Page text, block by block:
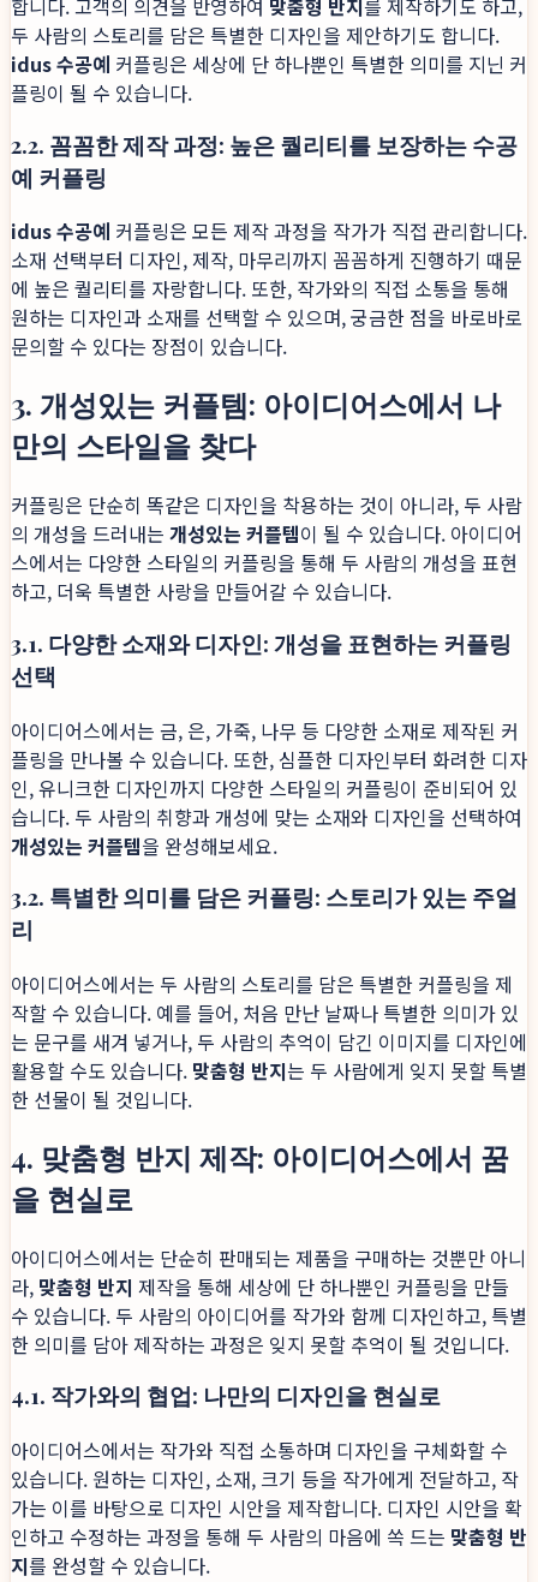
합니다. 고객의 의견을 반영하여 맞춤형 반지 를 제작하기도 하고,
두 사람의 스토리를 담은 특별한 디자인을 제안하기도 합니다.
idus 수공예 커플링은 세상에 단 하나뿐인 특별한 의미를 지닌 커
플링이 될 수 있습니다.
2.2. 꼼꼼한 제작 과정: 높은 퀄리티를 보장하는 수공
예 커플링
idus 수공예 커플링은 모든 제작 과정을 작가가 직접 관리합니다.
소재 선택부터 디자인, 제작, 마무리까지 꼼꼼하게 진행하기 때문
에 높은 퀄리티를 자랑합니다. 또한, 작가와의 직접 소통을 통해
원하는 디자인과 소재를 선택할 수 있으며, 궁금한 점을 바로바로
문의할 수 있다는 장점이 있습니다.
3. 개성있는 커플템: 아이디어스에서 나
만의 스타일을 찾다
커플링은 단순히 똑같은 디자인을 착용하는 것이 아니라, 두 사람
의 개성을 드러내는 개성있는 커플템이 될 수 있습니다. 아이디어
스에서는 다양한 스타일의 커플링을 통해 두 사람의 개성을 표현
하고, 더욱 특별한 사랑을 만들어갈 수 있습니다.
3.1. 다양한 소재와 디자인: 개성을 표현하는 커플링
선택
아이디어스에서는 금, 은, 가죽, 나무 등 다양한 소재로 제작된 커
플링을 만나볼 수 있습니다. 또한, 심플한 디자인부터 화려한 디자
인, 유니크한 디자인까지 다양한 스타일의 커플링이 준비되어 있
습니다. 두 사람의 취향과 개성에 맞는 소재와 디자인을 선택하여
개성있는 커플템을 완성해보세요.
3.2. 특별한 의미를 담은 커플링: 스토리가 있는 주얼
리
아이디어스에서는 두 사람의 스토리를 담은 특별한 커플링을 제
작할 수 있습니다. 예를 들어, 처음 만난 날짜나 특별한 의미가 있
는 문구를 새겨 넣거나, 두 사람의 추억이 담긴 이미지를 디자인에
활용할 수도 있습니다. 맞춤형 반지는 두 사람에게 잊지 못할 특별
한 선물이 될 것입니다.
4. 맞춤형 반지 제작: 아이디어스에서 꿈
을 현실로
아이디어스에서는 단순히 판매되는 제품을 구매하는 것뿐만 아니
라, 맞춤형 반지 제작을 통해 세상에 단 하나뿐인 커플링을 만들
수 있습니다. 두 사람의 아이디어를 작가와 함께 디자인하고, 특별
한 의미를 담아 제작하는 과정은 잊지 못할 추억이 될 것입니다.
4.1. 작가와의 협업: 나만의 디자인을 현실로
아이디어스에서는 작가와 직접 소통하며 디자인을 구체화할 수
있습니다. 원하는 디자인, 소재, 크기 등을 작가에게 전달하고, 작
가는 이를 바탕으로 디자인 시안을 제작합니다. 디자인 시안을 확
인하고 수정하는 과정을 통해 두 사람의 마음에 쏙 드는 맞춤형 반
지를 완성할 수 있습니다.